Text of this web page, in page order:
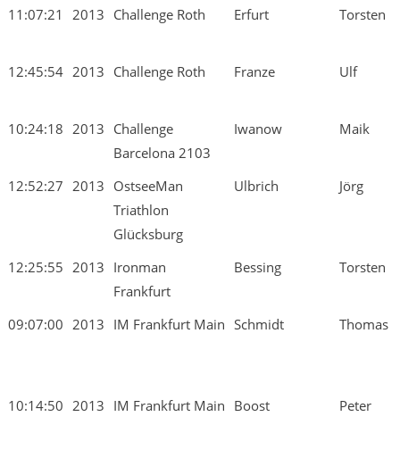
11:07:21 2013 Challenge Roth Erfurt Torsten
12:45:54 2013 Challenge Roth Franze Ulf
10:24:18 2013 Challenge
Barcelona 2103
Iwanow Maik
12:52:27 2013 OstseeMan
Triathlon
Glücksburg
Ulbrich Jörg
12:25:55 2013 Ironman
Frankfurt
Bessing Torsten
09:07:00 2013 IM Frankfurt Main Schmidt Thomas
10:14:50 2013 IM Frankfurt Main Boost Peter